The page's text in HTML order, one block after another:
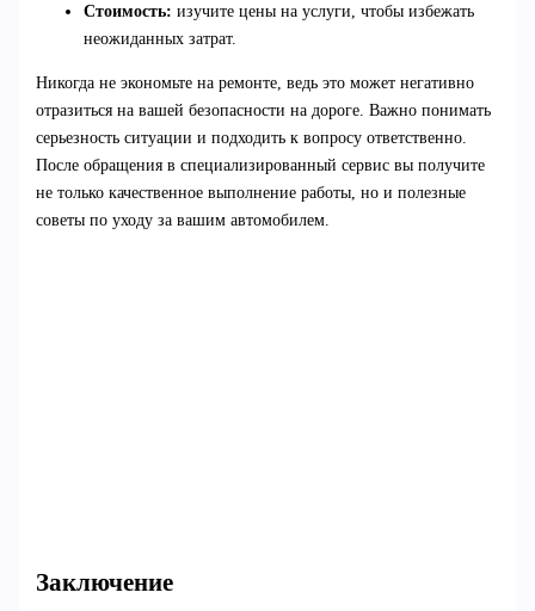
Стоимость: изучите цены на услуги, чтобы избежать
неожиданных затрат.
Никогда не экономьте на ремонте, ведь это может негативно
отразиться на вашей безопасности на дороге. Важно понимать
серьезность ситуации и подходить к вопросу ответственно.
После обращения в специализированный сервис вы получите
не только качественное выполнение работы, но и полезные
советы по уходу за вашим автомобилем.
Заключение